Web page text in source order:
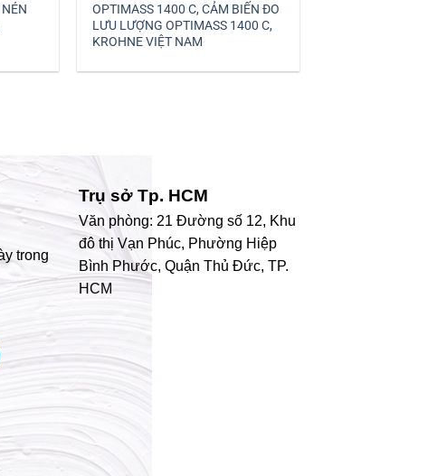
OPTIMASS 1400 C, CẢM BIẾN ĐO
LƯU LƯỢNG OPTIMASS 1400 C,
KROHNE VIỆT NAM
trong
Trụ sở Tp. HCM
Văn phòng: 21 Đường số 12, Khu
đô thị Vạn Phúc, Phường Hiệp
Bình Phước, Quận Thủ Đức, TP.
HCM